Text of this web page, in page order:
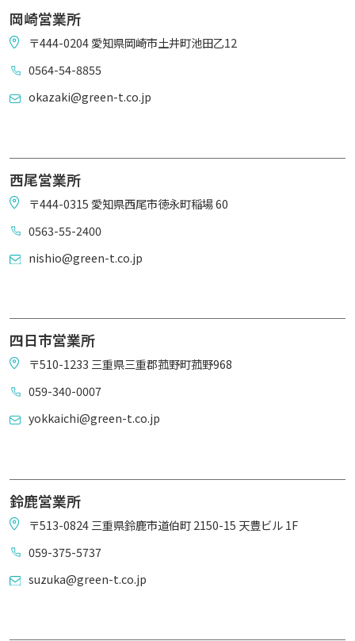
岡崎営業所
〒444-0204 愛知県岡崎市土井町池田乙12
0564-54-8855
okazaki@green-t.co.jp
西尾営業所
〒444-0315 愛知県西尾市徳永町稲場 60
0563-55-2400
nishio@green-t.co.jp
四日市営業所
〒510-1233 三重県三重郡菰野町菰野968
059-340-0007
yokkaichi@green-t.co.jp
鈴鹿営業所
〒513-0824 三重県鈴鹿市道伯町 2150-15 天豊ビル 1F
059-375-5737
suzuka@green-t.co.jp